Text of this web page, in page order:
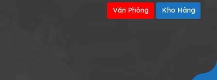
Văn Phòng Kho Hàng